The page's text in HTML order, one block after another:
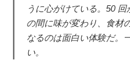
うに心がけている。50
の間に味が変わり、食材
なるのは面白い体験だ。
い。